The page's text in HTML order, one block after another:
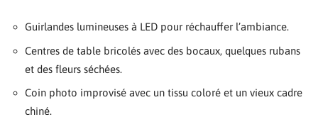
Guirlandes lumineuses à LED pour réchauffer l’ambiance.
Centres de table bricolés avec des bocaux, quelques rubans
et des fleurs séchées.
Coin photo improvisé avec un tissu coloré et un vieux cadre
chiné.